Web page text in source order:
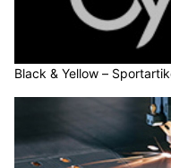
Black & Yellow –